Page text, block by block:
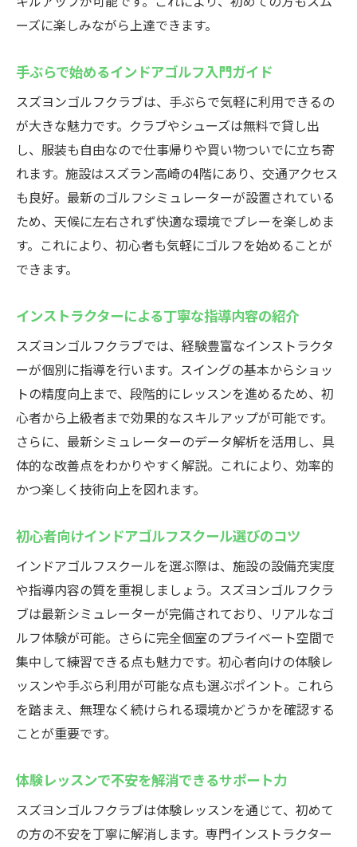
ーズに楽しみながら上達できます。
手ぶらで始めるインドアゴルフ入門ガイド
スズヨンゴルフクラブは、手ぶらで気軽に利用できるの
が大きな魅力です。クラブやシューズは無料で貸し出
し、服装も自由なので仕事帰りや買い物ついでに立ち寄
れます。施設はスズラン高崎の4階にあり、交通アクセス
も良好。最新のゴルフシミュレーターが設置されている
ため、天候に左右されず快適な環境でプレーを楽しめま
す。これにより、初心者も気軽にゴルフを始めることが
できます。
インストラクターによる丁寧な指導内容の紹介
スズヨンゴルフクラブでは、経験豊富なインストラクタ
ーが個別に指導を行います。スイングの基本からショッ
トの精度向上まで、段階的にレッスンを進めるため、初
心者から上級者まで効果的なスキルアップが可能です。
さらに、最新シミュレーターのデータ解析を活用し、具
体的な改善点をわかりやすく解説。これにより、効率的
かつ楽しく技術向上を図れます。
初心者向けインドアゴルフスクール選びのコツ
インドアゴルフスクールを選ぶ際は、施設の設備充実度
や指導内容の質を重視しましょう。スズヨンゴルフクラ
ブは最新シミュレーターが完備されており、リアルなゴ
ルフ体験が可能。さらに完全個室のプライベート空間で
集中して練習できる点も魅力です。初心者向けの体験レ
ッスンや手ぶら利用が可能な点も選ぶポイント。これら
を踏まえ、無理なく続けられる環境かどうかを確認する
ことが重要です。
体験レッスンで不安を解消できるサポート力
スズヨンゴルフクラブは体験レッスンを通じて、初めて
の方の不安を丁寧に解消します。専門インストラクター